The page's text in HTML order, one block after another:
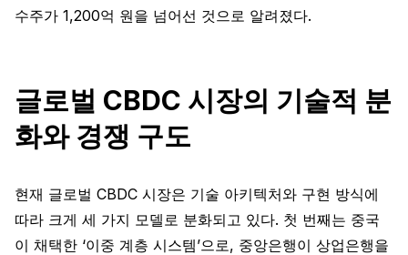
수주가 1,200억 원을 넘어선 것으로 알려졌다.
글로벌 CBDC 시장의 기술적 분
화와 경쟁 구도
현재 글로벌 CBDC 시장은 기술 아키텍처와 구현 방식에
따라 크게 세 가지 모델로 분화되고 있다. 첫 번째는 중국
이 채택한 ‘이중 계층 시스템’으로, 중앙은행이 상업은행을